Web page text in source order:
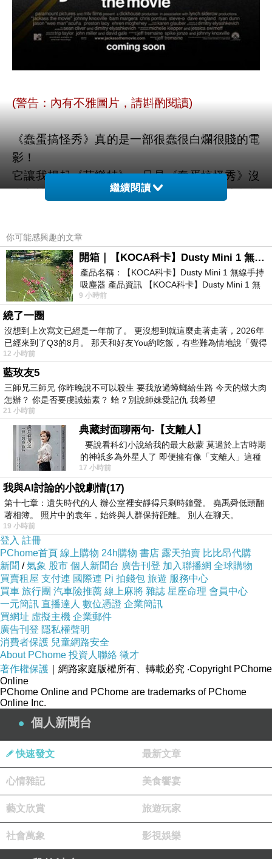
(警告：內有不雅圖片，請斟酌閱讀)
《蠢蛋搞怪秀》真的是一部很蠢很白爛很賤的電
影！
它讓我想起《芭樂特》，只是《蠢蛋搞怪秀》沒
有劇情，單純把一群男生耍白癡耍白爛的片段集
屎尿、嘔吐物、暴力、暴露生殖器官....等奇觀畫
面玩到最極致；《蠢蛋搞怪秀》彷彿《熊麻吉》
的真人版，高掛麻吉兩字，相互比幼稚比拼命；
它讓人想起早年的成龍電影，用肉身做出令人匪
夷所思的高難度動作，然而看完成龍電影，我們
會拍拍手說：「好個拼命三郎」，看完《蠢蛋搞
怪秀》後，觀眾大概會說：「這群人有病
嗎？！」；《蠢蛋搞怪秀》也可視為西洋版的
《滿清十大酷刑》，受虐對象從女生全部換成男
生，找來拳擊高手對戰，讓自己被打成腦震盪、
故意在險坡玩滑板，摔的滿身傷、在身體敏感部
位放上電擊器，電的哇哇叫、把玩具小汽車塞入
下體，跑去拍X光片自娛.....，說嘛，這哪是惡
搞，這明明就是自虐啊
吧)！
我幹啥要看這麼一部惡搞到讓人略感不舒服的電
影？
當我看見劇中惡搞小組大鬧東京、大鬧高爾夫球
場、大鬧便利商店、大鬧賣衛浴用品的商家....，
我只能慶信自己不是被惡搞的受害者，不然我會
氣瘋氣炸吧。(拿鱷魚、虎鯨等動物開玩笑，也讓
我覺得很不妥....)
怪的是《蠢蛋搞怪秀》看了大約二十分鐘，我慢
慢有那麼點享受起這部影片的惡搞趣味，慢慢覺
得這票蠢蛋的行徑居然有著「活著就該即時行
樂」的熱情，其情懷甚至有那麼點接近....《鬥陣
俱樂部》；莫非！！！我的心底也有著想要不顧
一切、解放束縛的衝動？
上網查了一下，《蠢蛋搞怪秀》第一集在美國熱
賣6千4百萬美元(成本才5百萬)、第二集賣破7千
萬美元(成本約1千1百萬)、第三集《蠢蛋搞怪秀
3D》更是飆上1億1千萬美元(成本約2千萬)；美
國人啊，你們是有這麼壓抑嗎？
繼續閱讀
你可能感興趣的文章
開箱｜【KOCA科卡】Dusty Mini 1 無線手持吸塵器
產品名稱：【KOCA科卡】Dusty Mini 1 無線手持
吸塵器 產品資訊 【KOCA科卡】Dusty Mini 1 無
線手持吸塵器評語： 能吸、能吹兼具兩
9 小時前
繞了一圈
沒想到上次寫文已經是一年前了。 更沒想到就這麼走著走著，2026年
已經來到了Q3的8月。 那天和好友You約吃飯，有些難為情地說「覺得
12 小時前
藍玫友5
三師兄三師兄 你昨晚說不可以殺生 要我放過蟑螂給生路 今天的燉大肉
怎辦？ 你是否要虔誠茹素？ 蛤？別說師妹愛記仇 我希望
21 小時前
典藏封面聊兩句-【支離人】
要說看科幻小說給我的最大啟蒙 莫過於上古時期
的神祇多為外星人了 即便擁有像「支離人」這種
驚世駭俗的神通法門 也未必讀
17 小時前
我與AI討論的小說劇情(17)
第十七章：遺失時代的人 辦公室裡安靜得只剩時鐘聲。 堯禹舜低頭翻
著相簿。 照片中的袁年，始終與人群保持距離。 別人在聊天。
19 小時前
登入 註冊
PChome首頁 線上購物 24h購物 書店 露天拍賣 比比昂代購
新聞 /氣象 股市 個人新聞台 廣告刊登 加入聯播網 全球購物
買賣租屋 支付連 國際連 Pi 拍錢包 旅遊 服務中心
買車 旅行團 汽車險推薦 線上麻將 雜誌 星座命理 會員中心
一元簡訊 直播達人 數位憑證 企業簡訊
買網址 虛擬主機 企業郵件
廣告刊登 隱私權聲明
消費者保護 兒童網路安全
About PChome 投資人聯絡 徵才
著作權保護 ｜網路家庭版權所有、轉載必究 ‧Copyright PChome
Online
PChome Online and PChome are trademarks of PChome
Online Inc.
個人新聞台
快速發文 最新文章
心情雜記 美食饗宴
藝文欣賞 旅遊玩家
社會萬象 影視娛樂